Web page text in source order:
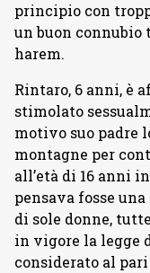
principio con
un buon
harem.
Rintaro, 6 anni, è
stimolato
motivo suo padre
montagne per
all’età di 16 anni
pensava fosse
di sole donne,
in vigore la legge
considerato al